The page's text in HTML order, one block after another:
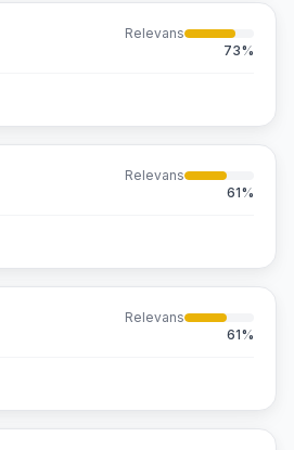
Relevans
73%
Relevans
61%
Relevans
61%